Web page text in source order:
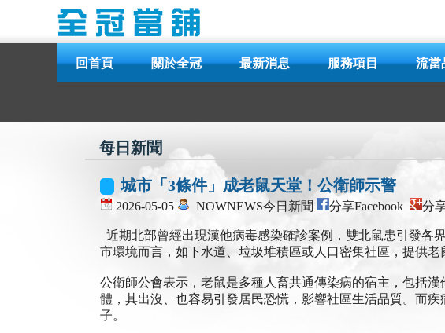
回首頁 關於全冠 最新消息 服務項目 流當
每日新聞
城市「3條件」成老鼠天堂！公衛師示警
2026-05-05 NOWNEWS今日新聞 分享Facebook 分
近期北部曾經出現漢他病毒感染確診案例，雙北鼠患引發各
市環境而言，如下水道、垃圾堆積區或人口密集社區，提供
公衛師公會表示，老鼠是多種人畜共通傳染病的宿主，包括
體，其出沒、也容易引發居民恐慌，影響社區生活品質。而
子。